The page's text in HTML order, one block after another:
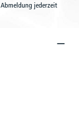
Abmeldung jederzeit